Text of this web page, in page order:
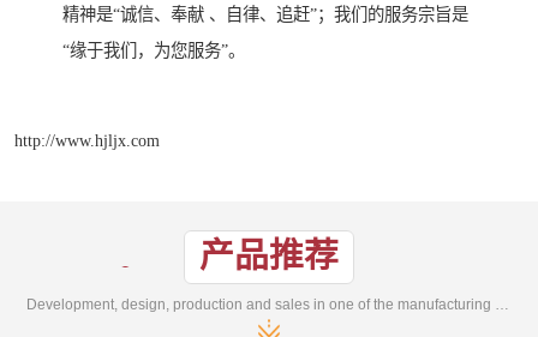
精神是“诚信、奉献 、自律、追赶”；我们的服务宗旨是
“缘于我们，为您服务”。
http://www.hjljx.com
产品推荐